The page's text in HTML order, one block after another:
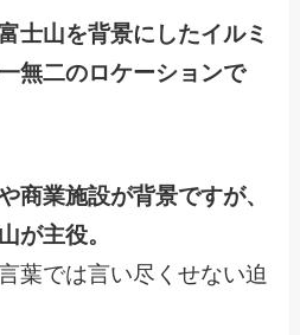
士山を背景にしたイルミ
無二のロケーションで
商業施設が背景ですが、
が主役。
葉では言い尽くせない迫